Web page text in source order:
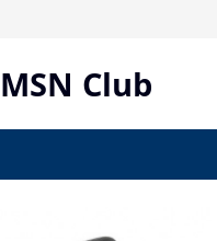
MSN Club